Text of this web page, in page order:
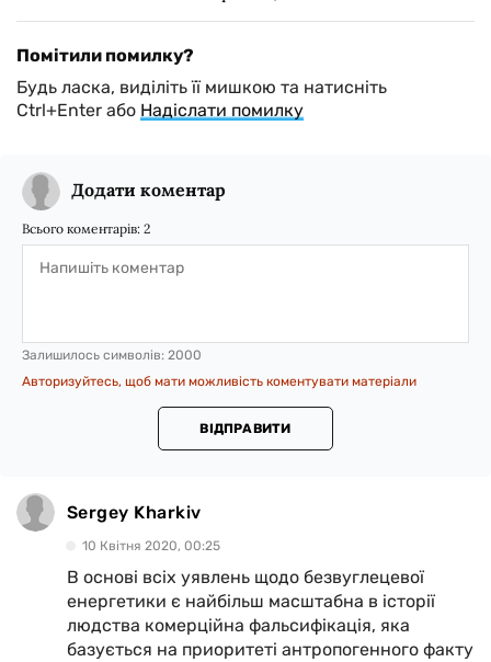
Помітили помилку?
Будь ласка, виділіть її мишкою та натисніть
Ctrl+Enter або Надіслати помилку
Додати коментар
Всього коментарів: 2
Залишилось символів: 2000
Авторизуйтесь, щоб мати можливість коментувати матеріали
ВІДПРАВИТИ
Sergey Kharkiv
10 Квiтня 2020, 00:25
В основі всіх уявлень щодо безвуглецевої
енергетики є найбільш масштабна в історії
людства комерційна фальсифікація, яка
базується на приоритеті антропогенного факту